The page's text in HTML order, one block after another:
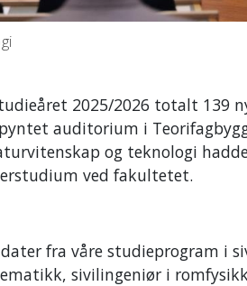
2025/2026 totalt 139
auditorium i
og teknologi
ved fakultetet.
fra våre studieprogram i
sivilingeniør i